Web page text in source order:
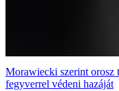
Morawiecki szerint orosz
fegyverrel védeni hazáját